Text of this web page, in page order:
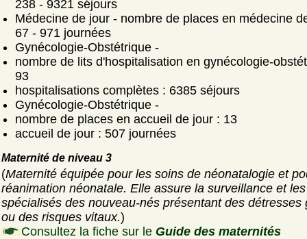
238 - 9321 séjours
Médecine de jour - nombre de places en médecine
67 - 971 journées
Gynécologie-Obstétrique -
nombre de lits d'hospitalisation en gynécologie-
93
hospitalisations complètes : 6385 séjours
Gynécologie-Obstétrique -
nombre de places en accueil de jour : 13
accueil de jour : 507 journées
Maternité de niveau 3
(Maternité équipée pour les soins de néonatalogie et
réanimation néonatale. Elle assure la surveillance et
spécialisés des nouveau-nés présentant des détresses
ou des risques vitaux.)
Consultez la fiche sur le Guide des maternités